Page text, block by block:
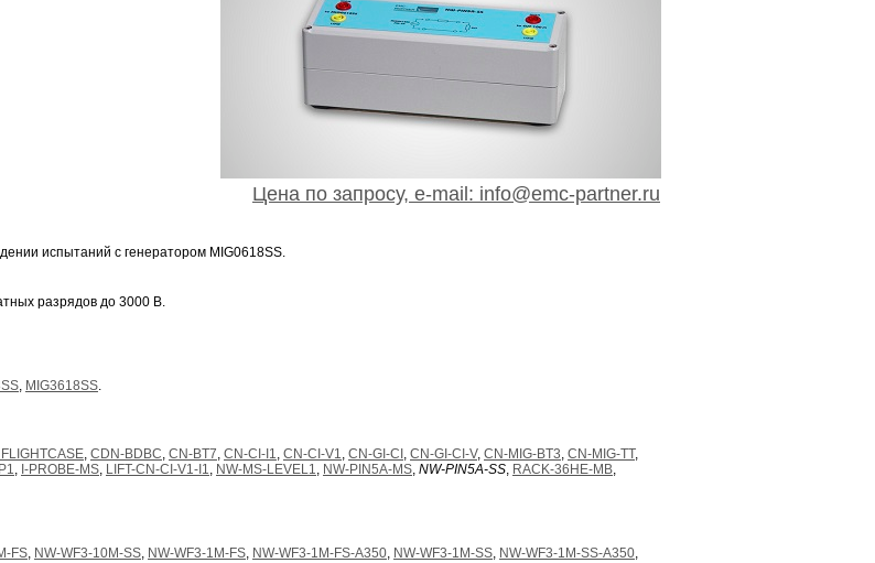
Цена по запросу, e-mail: info@emc-partner.ru
испытаний с генератором MIG0618SS.
разрядов до 3000 В.
, MIG3618SS.
, CDN-BDBC, CN-BT7, CN-CI-I1, CN-CI-V1, CN-GI-CI , CN-GI-CI-V, CN-MIG-BT3, CN-MIG-TT,
, I-PROBE-MS, LIFT-CN-CI-V1-I1, NW-MS-LEVEL1, NW-PIN5A-MS, NW-PIN5A-SS, RACK-36HE-MB,
FS, NW-WF3-10M-SS, NW-WF3-1M-FS, NW-WF3-1M-FS-A350, NW-WF3-1M-SS, NW-WF3-1M-SS-A350,